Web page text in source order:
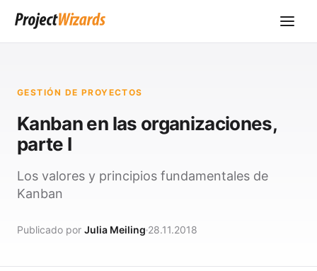
GESTIÓN DE PROYECTOS
Kanban en las organizaciones,
parte I
Los valores y principios fundamentales de
Kanban
Publicado por Julia Meiling 28.11.2018